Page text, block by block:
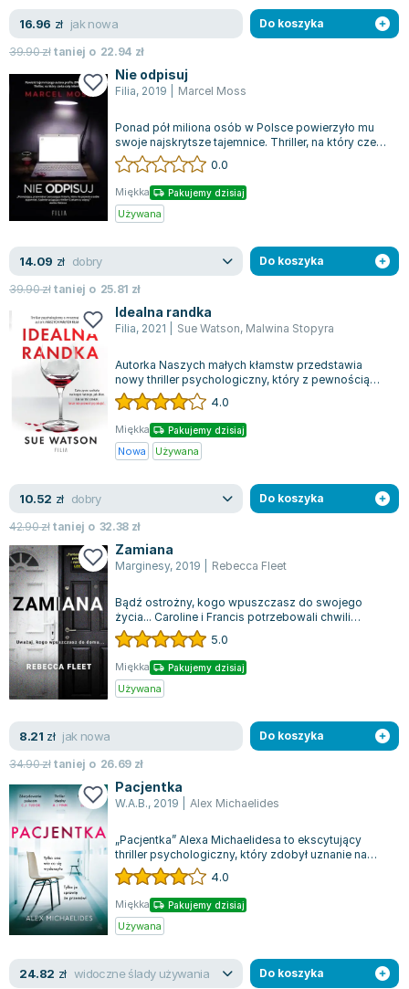
16.96 zł jak nowa
39.90złtaniej o 22.94 zł
Do koszyka
Nie odpisuj
Filia, 2019 Marcel Moss
Ponad pół miliona osób w Polsce powierzyło mu
swoje najskrytsze tajemnice. Thriller, na który czeka
cała społeczność internetowa.Ż...
0.0
Miękka Pakujemy dzisiaj
Używana
14.09 zł dobry
39.90złtaniej o 25.81 zł
Do koszyka
Idealna randka
Filia, 2021 Sue Watson, Malwina Stopyra
Autorka Naszych małych kłamstw przedstawia
nowy thriller psychologiczny, który z pewnością
zaintryguje czytelnika. Główna bohaterk...
4.0
Miękka Pakujemy dzisiaj
Nowa Używana
10.52 zł dobry
42.90złtaniej o 32.38 zł
Do koszyka
Zamiana
Marginesy, 2019 Rebecca Fleet
Bądź ostrożny, kogo wpuszczasz do swojego
życia... Caroline i Francis potrzebowali chwili
wytchnienia od codziennych kłopotów, pra...
5.0
Miękka Pakujemy dzisiaj
Używana
8.21 zł jak nowa
34.90złtaniej o 26.69 zł
Do koszyka
Pacjentka
W.A.B., 2019 Alex Michaelides
„Pacjentka” Alexa Michaelidesa to ekscytujący
thriller psychologiczny, który zdobył uznanie na
całym świecie, z prawami do publika...
4.0
Miękka Pakujemy dzisiaj
Używana
24.82 zł widoczne ślady używania Do koszyka